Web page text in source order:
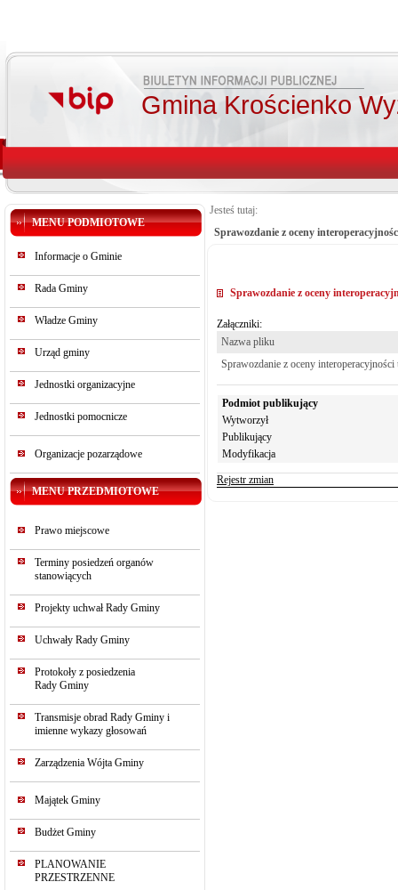
Gmina Krościenko
MENU PODMIOTOWE
Informacje o Gminie
Rada Gminy
Władze Gminy
Urząd gminy
Jednostki organizacyjne
Jednostki pomocnicze
Organizacje pozarządowe
MENU PRZEDMIOTOWE
Prawo miejscowe
Terminy posiedzeń organów
stanowiących
Projekty uchwał Rady Gminy
Uchwały Rady Gminy
Protokoły z posiedzenia
Rady Gminy
Transmisje obrad Rady Gminy i
imienne wykazy głosowań
Zarządzenia Wójta Gminy
Majątek Gminy
Budżet Gminy
PLANOWANIE
PRZESTRZENNE
Jesteś tutaj:
Sprawozdanie z oceny
Sprawozdanie z oceny
Załączniki:
Nazwa pliku
Sprawozdanie z oceny interoperacyjności
Podmiot publikujący
Wytworzył
Publikujący
Modyfikacja
Rejestr zmian